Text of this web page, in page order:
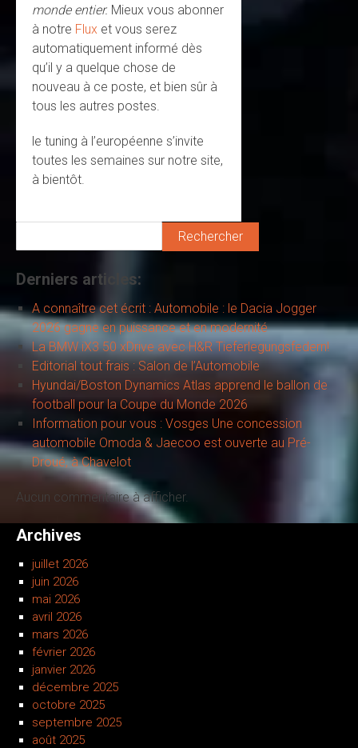
monde entier. Mieux vous abonner
à notre Flux et vous serez
automatiquement informé dès
qu’il y a quelque chose de
nouveau à ce poste, et bien sûr à
tous les autres postes.
le tuning à l’européenne s’invite
toutes les semaines sur notre site,
à bientôt.
Rechercher
Derniers articles:
A connaître cet écrit : Automobile : le Dacia Jogger
2026 gagne en puissance et en modernité
La BMW iX3 50 xDrive avec H&R Tieferlegungsfedern!
Editorial tout frais : Salon de l’Automobile
Hyundai/Boston Dynamics Atlas apprend le ballon de
football pour la Coupe du Monde 2026
Information pour vous : Vosges Une concession
automobile Omoda & Jaecoo est ouverte au Pré-
Droué, à Chavelot
Aucun commentaire à afficher.
Archives
juillet 2026
juin 2026
mai 2026
avril 2026
mars 2026
février 2026
janvier 2026
décembre 2025
octobre 2025
septembre 2025
août 2025